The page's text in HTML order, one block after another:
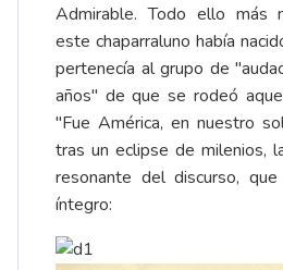
Admirable. Todo ello más
este chaparraluno había
pertenecía al grupo de
años" de que se rodeó
"Fue América, en nuestro
tras un eclipse de milenios,
resonante del discurso,
íntegro: